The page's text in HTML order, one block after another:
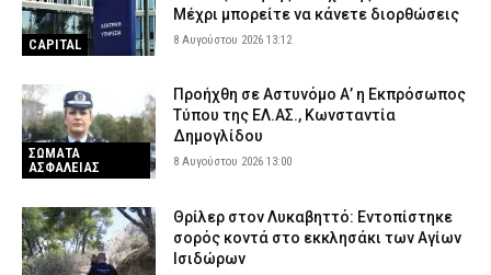
CAPITAL
Μέχρι μπορείτε να κάνετε διορθώσεις
8 Αυγούστου 2026 13:12
ΣΩΜΑΤΑ
ΑΣΦΑΛΕΙΑΣ
Προήχθη σε Αστυνόμο Α’ η Εκπρόσωπος
Τύπου της ΕΛ.ΑΣ., Κωνσταντία
Δημογλίδου
8 Αυγούστου 2026 13:00
Θρίλερ στον Λυκαβηττό: Εντοπίστηκε
σορός κοντά στο εκκλησάκι των Αγίων
Ισιδώρων